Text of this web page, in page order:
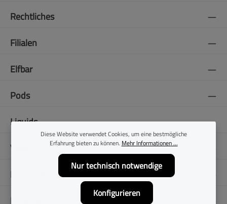
Rechtliches
Filialen
Elfbar
Pods
Liquids
Vapes
E-Zigaretten
Folge uns
Diese Website verwendet Cookies, um eine bestmögliche
Erfahrung bieten zu können. Mehr Informationen ...
Nur technisch notwendige
Konfigurieren